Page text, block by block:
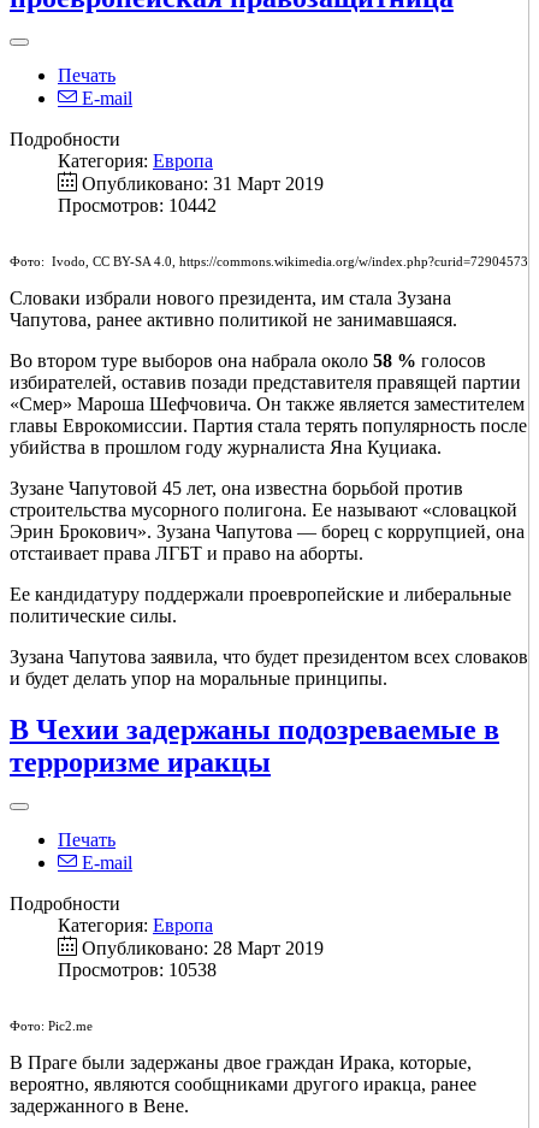
Печать
E-mail
Подробности
Категория: Европа
Опубликовано: 31 Март 2019
Просмотров: 10442
Фото: Ivodo, CC BY-SA 4.0, https://commons.wikimedia.org/w/index.php?curid=72904573
Словаки избрали нового президента, им стала Зузана
Чапутова, ранее активно политикой не занимавшаяся.
Во втором туре выборов она набрала около 58 % голосов
избирателей, оставив позади представителя правящей партии
«Смер» Мароша Шефчовича. Он также является заместителем
главы Еврокомиссии. Партия стала терять популярность после
убийства в прошлом году журналиста Яна Куциака.
Зузане Чапутовой 45 лет, она известна борьбой против
строительства мусорного полигона. Ее называют «словацкой
Эрин Брокович». Зузана Чапутова — борец с коррупцией, она
отстаивает права ЛГБТ и право на аборты.
Ее кандидатуру поддержали проевропейские и либеральные
политические силы.
Зузана Чапутова заявила, что будет президентом всех словаков
и будет делать упор на моральные принципы.
В Чехии задержаны подозреваемые в
терроризме иракцы
Печать
E-mail
Подробности
Категория: Европа
Опубликовано: 28 Март 2019
Просмотров: 10538
Фото: Pic2.me
В Праге были задержаны двое граждан Ирака, которые,
вероятно, являются сообщниками другого иракца, ранее
задержанного в Вене.